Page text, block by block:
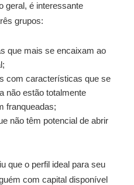
geral, é interessante
grupos:
que mais se encaixam ao
com características que se
não estão totalmente
franqueadas;
não têm potencial de abrir
que o perfil ideal para seu
com capital disponível